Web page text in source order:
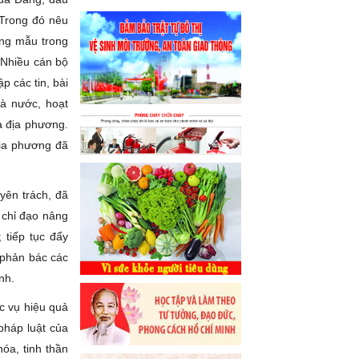
đó nêu
mẫu trong
cán bộ
các tin, bài
nước, hoạt
phương.
phương đã
trách, đã
đạo nâng
tiếp tục đẩy
bác các
vụ hiệu quả
luật của
tinh thần